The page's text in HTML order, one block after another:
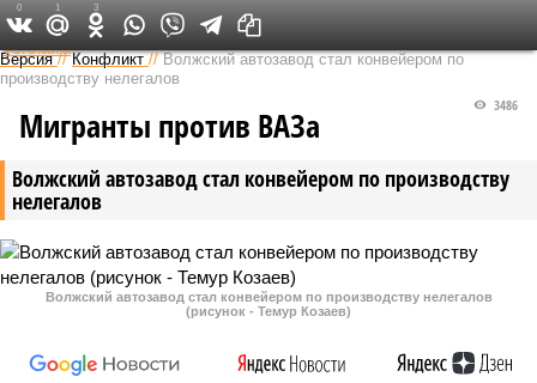
Федеральный выпуск
Версия //Конфликт //Волжский автозавод стал конвейером по
производству нелегалов
Волжский автозавод стал конвейером по производству
нелегалов
3486
Мигранты против ВАЗа
Волжский автозавод стал конвейером по производству нелегалов
(рисунок - Темур Козаев)
0 1 3